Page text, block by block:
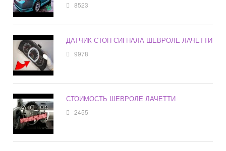
8523
ДАТЧИК СТОП СИГНАЛА ШЕВРОЛЕ ЛАЧЕТТИ
9978
СТОИМОСТЬ ШЕВРОЛЕ ЛАЧЕТТИ
2455